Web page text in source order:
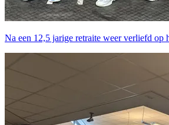
Na een 12,5 jarige retraite weer verliefd op